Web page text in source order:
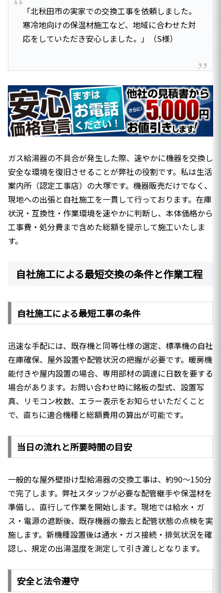
「北秋田市の実家での交換工事を依頼しました。
寒冷地向けの保温材施工など、地域に合わせた対
応をしていただき安心しました。」（S様）
ガス給湯器の不具合が発生した際、速やかに機器を交換し
安全な環境を復旧させることが弊社の役割です。私は生活
案内所（認定工事店）の大塚です。機器販売だけでなく、
現地への出張と自社施工を一貫して行っております。在庫
状況・互換性・作業環境を速やかに判断し、本体価格から
工事費・処分費まで含めた総額を提示して施工いたしま
す。
自社施工による最短交換の条件と作業工程
自社施工による最短工事の条件
迅速な手配には、既存機と同等仕様の選定、標準機の自社
在庫確保、屋外設置や配管状況の把握が必要です。暖房機
能付きや屋内設置の場合、専用部材の調達に日数を要する
場合があります。お問い合わせ時に銘板の型式、設置写
真、リモコン枚数、エラー表示をお知らせいただくこと
で、直ちに適合機種と総額費用の算出が可能です。
当日の流れと所要時間の目安
一般的な屋外壁掛け型給湯器の交換工事は、約90〜150分
で完了します。弊社スタッフが必要な配管継手や保温材を
準備し、直行して作業を開始します。現地では給水・ガ
ス・電源の遮断後、既存機器の撤去と配管状態の点検を実
施します。新機種設置後は通水・ガス接続・排気状況を確
認し、規定の出湯温度を測定して引き渡しとなります。
安全と法令遵守